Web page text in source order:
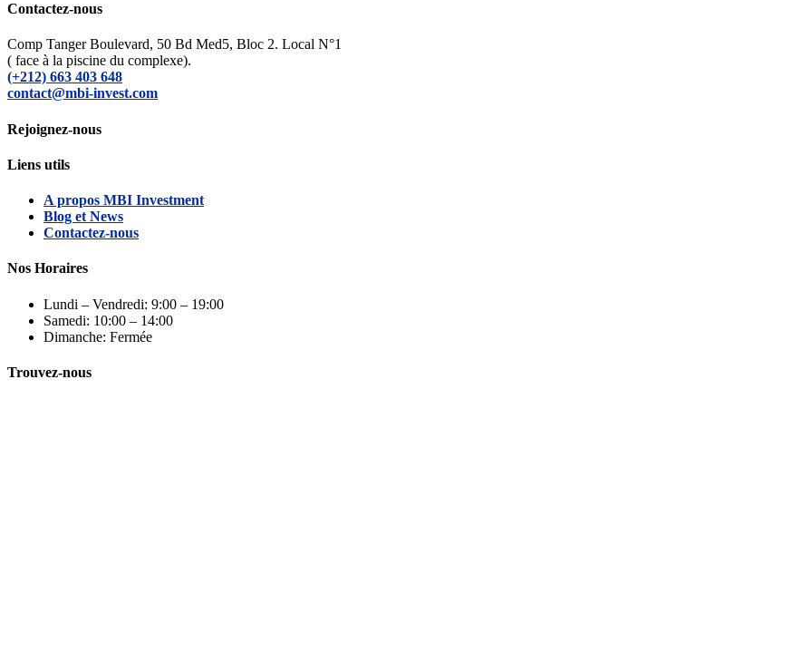
Contactez-nous
Comp Tanger Boulevard, 50 Bd Med5, Bloc 2. Local N°1
( face à la piscine du complexe).
(+212) 663 403 648
contact@mbi-invest.com
Rejoignez-nous
Liens utils
A propos MBI Investment
Blog et News
Contactez-nous
Nos Horaires
Lundi – Vendredi: 9:00 – 19:00
Samedi: 10:00 – 14:00
Dimanche: Fermée
Trouvez-nous